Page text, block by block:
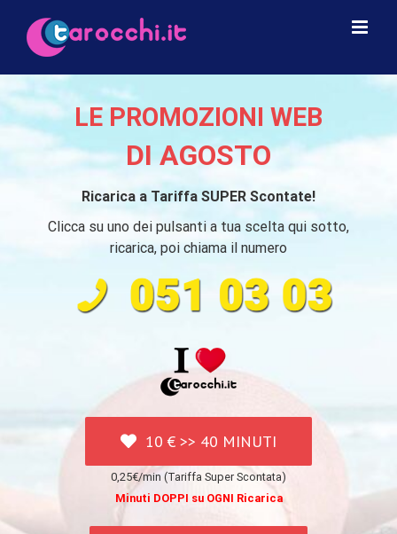
contenuto
LE PROMOZIONI WEB
DI AGOSTO
Ricarica a Tariffa SUPER Scontate!
Clicca su uno dei pulsanti a tua scelta qui sotto,
ricarica, poi chiama il numero
10 € >> 40 MINUTI
0,25€/min (Tariffa Super Scontata)
Minuti DOPPI su OGNI Ricarica